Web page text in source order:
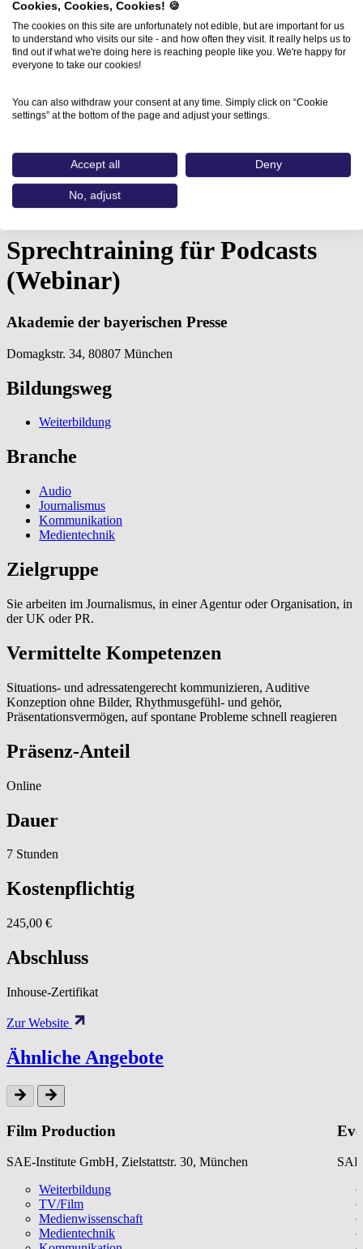
Home
Aus- und Weiterbildungen
Sprechtraining für Podcasts (Webinar)…
Sprechtraining für Podcasts
(Webinar)
Akademie der bayerischen Presse
Domagkstr. 34, 80807 München
Bildungsweg
Weiterbildung
Branche
Audio
Journalismus
Kommunikation
Medientechnik
Zielgruppe
Sie arbeiten im Journalismus, in einer Agentur oder Organisation, in
der UK oder PR.
Vermittelte Kompetenzen
Situations- und adressatengerecht kommunizieren, Auditive
Konzeption ohne Bilder, Rhythmusgefühl- und gehör,
Präsentationsvermögen, auf spontane Probleme schnell reagieren
Präsenz-Anteil
Online
Dauer
7 Stunden
Kostenpflichtig
245,00 €
Abschluss
Inhouse-Zertifikat
Zur Website
Ähnliche Angebote
Film Production
SAE-Institute GmbH, Zielstattstr. 30, München
Weiterbildung
TV/Film
Medienwissenschaft
Medientechnik
Cookies, Cookies, Cookies! 🍪
The cookies on this site are unfortunately not edible, but are important for us
to understand who visits our site - and how often they visit. It really helps us to
find out if what we're doing here is reaching people like you. We're happy for
everyone to take our cookies!
You can also withdraw your consent at any time. Simply click on “Cookie
settings” at the bottom of the page and adjust your settings.
Accept all Deny
No, adjust